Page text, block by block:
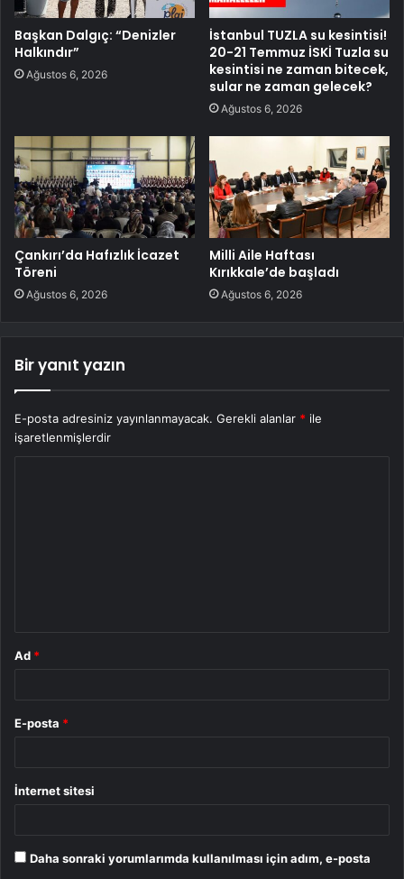
Başkan Dalgıç: “Denizler
Halkındır”
Ağustos 6, 2026
İstanbul TUZLA su kesintisi!
20-21 Temmuz İSKİ Tuzla su
kesintisi ne zaman bitecek,
sular ne zaman gelecek?
Ağustos 6, 2026
Çankırı’da Hafızlık İcazet
Töreni
Ağustos 6, 2026
Milli Aile Haftası
Kırıkkale’de başladı
Ağustos 6, 2026
Bir yanıt yazın
E-posta adresiniz yayınlanmayacak. Gerekli alanlar * ile
işaretlenmişlerdir
Ad *
E-posta *
İnternet sitesi
Daha sonraki yorumlarımda kullanılması için adım, e-posta